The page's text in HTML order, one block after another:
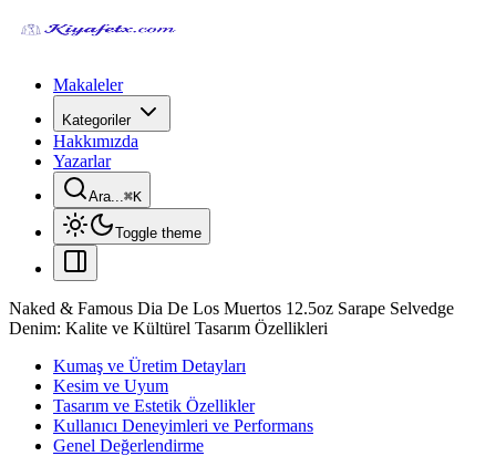
Makaleler
Kategoriler
Hakkımızda
Yazarlar
Ara...⌘K
Toggle theme
Naked & Famous Dia De Los Muertos 12.5oz Sarape Selvedge
Denim: Kalite ve Kültürel Tasarım Özellikleri
Kumaş ve Üretim Detayları
Kesim ve Uyum
Tasarım ve Estetik Özellikler
Kullanıcı Deneyimleri ve Performans
Genel Değerlendirme